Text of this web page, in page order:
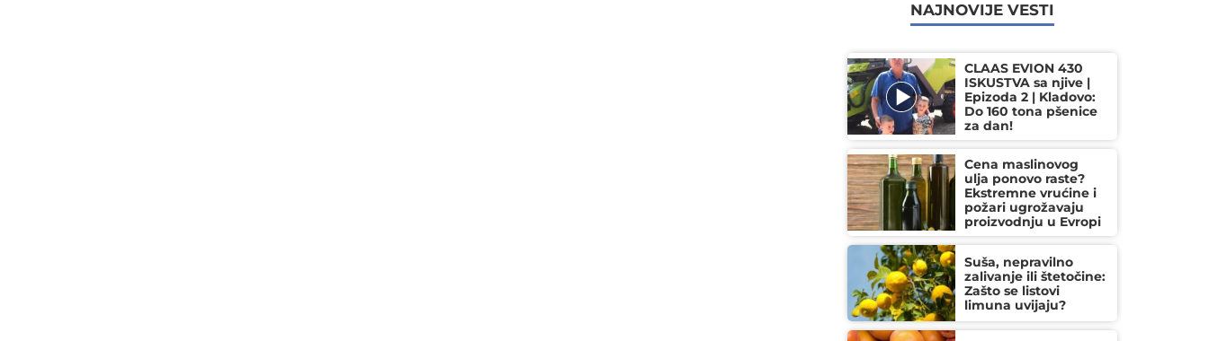
NAJNOVIJE VESTI
CLAAS EVION 430
ISKUSTVA sa njive |
Epizoda 2 | Kladovo:
Do 160 tona pšenice
za dan!
Cena maslinovog
ulja ponovo raste?
Ekstremne vrućine i
požari ugrožavaju
proizvodnju u Evropi
Suša, nepravilno
zalivanje ili štetočine:
Zašto se listovi
limuna uvijaju?